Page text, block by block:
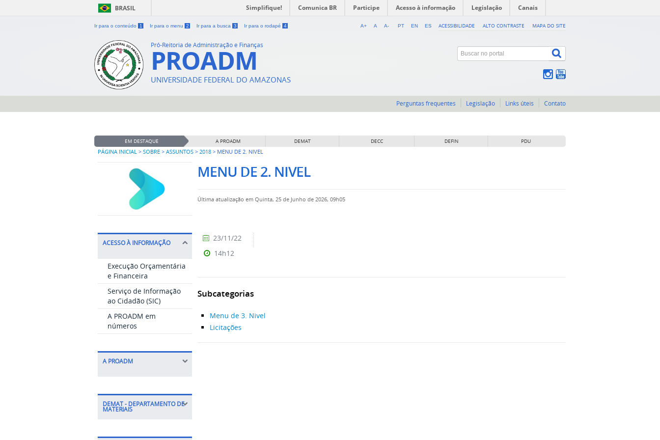
BRASIL Simplifique! Comunica BR Participe Acesso à informação Legislação Canais
Ir para o conteúdo 1 Ir para o menu 2 Ir para a busca 3 Ir para o rodapé 4 ACESSIBILIDADE ALTO CONTRASTE MAPA DO SITE
A+ A A- PT EN ES
Pró-Reitoria de Administração e Finanças
PROADM
UNIVERSIDADE FEDERAL DO AMAZONAS
Perguntas frequentes Legislação Links úteis Contato
EM DESTAQUE A PROADM DEMAT DECC DEFIN PDU
PÁGINA INICIAL > SOBRE > ASSUNTOS > 2018 > MENU DE 2. NIVEL
ACESSO À INFORMAÇÃO
Execução Orçamentária
e Financeira
Serviço de Informação
ao Cidadão (SIC)
A PROADM em
números
A PROADM
DEMAT - DEPARTAMENTO DE
MATERIAIS
MENU DE 2. NIVEL
Última atualização em Quinta, 25 de Junho de 2026, 09h05
23/11/22
14h12
Subcategorias
Menu de 3. Nivel
Licitações